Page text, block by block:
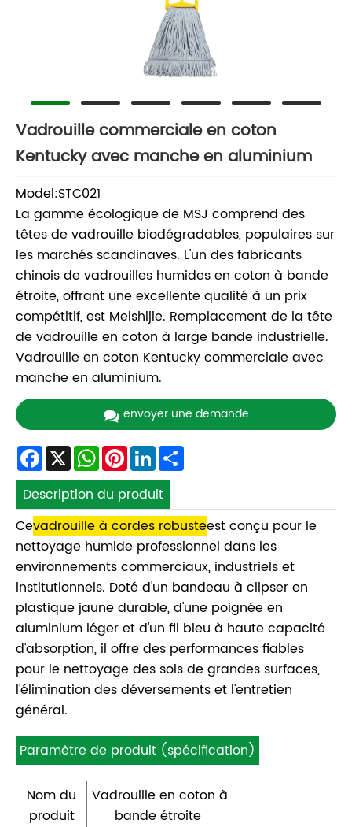
Vadrouille commerciale en coton
Kentucky avec manche en aluminium
Model:STC021
La gamme écologique de MSJ comprend des
têtes de vadrouille biodégradables, populaires sur
les marchés scandinaves. L'un des fabricants
chinois de vadrouilles humides en coton à bande
étroite, offrant une excellente qualité à un prix
compétitif, est Meishijie. Remplacement de la tête
de vadrouille en coton à large bande industrielle.
Vadrouille en coton Kentucky commerciale avec
manche en aluminium.
envoyer une demande
Facebook
X WhatsApp
Pinterest
LinkedIn
Description du produit
Cevadrouille à cordes robusteest conçu pour le
nettoyage humide professionnel dans les
environnements commerciaux, industriels et
institutionnels. Doté d'un bandeau à clipser en
plastique jaune durable, d'une poignée en
aluminium léger et d'un fil bleu à haute capacité
d'absorption, il offre des performances fiables
pour le nettoyage des sols de grandes surfaces,
l'élimination des déversements et l'entretien
général.
Paramètre de produit (spécification)
Nom du
produit
Vadrouille en coton à
bande étroite